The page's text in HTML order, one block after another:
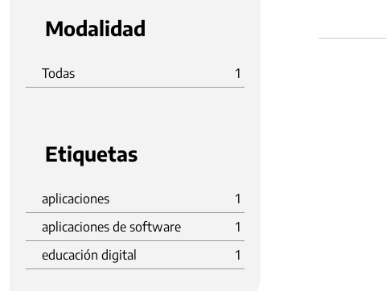
Modalidad
Todas 1
Etiquetas
aplicaciones
1
aplicaciones de software
1
educación digital
1